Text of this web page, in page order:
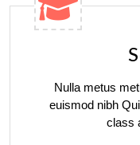
Nulla metus
euismod nibh
class